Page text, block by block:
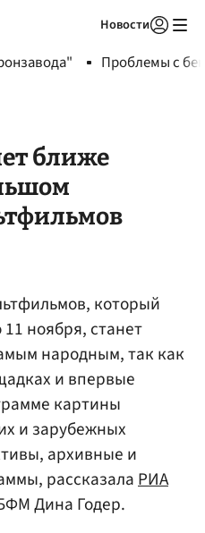
Новости
Проблемы с
ближе
который
ноября, станет
народным, так как
и впервые
картины
и зарубежных
архивные и
рассказалаРИА
Дина Годер.